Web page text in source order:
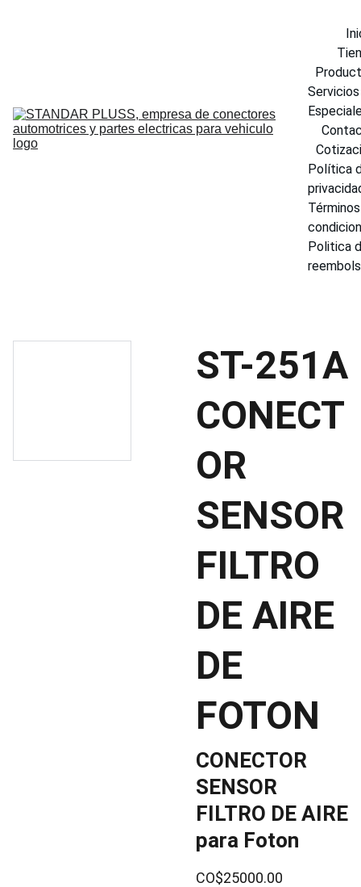
Servicios
Política
Politica
ST-251A
CONECT
OR
SENSOR
FILTRO
DE AIRE
DE
FOTON
CONECTOR
SENSOR
FILTRO DE AIRE
para Foton
CO$25000.00